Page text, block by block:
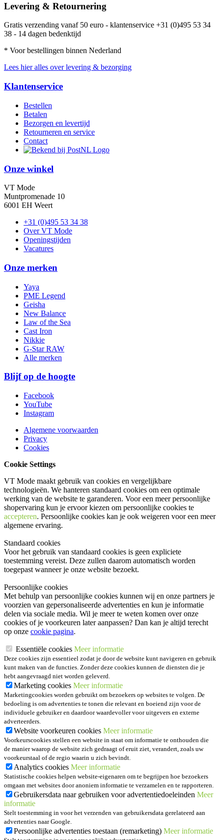
Levering & Retournering
Gratis verzending vanaf 50 euro - klantenservice +31 (0)495 53 34
38 - 14 dagen bedenktijd
* Voor bestellingen binnen Nederland
Lees hier alles over levering & bezorging
Klantenservice
Bestellen
Betalen
Bezorgen en levertijd
Retourneren en service
Contact
Onze winkel
VT Mode
Muntpromenade 10
6001 EH Weert
+31 (0)495 53 34 38
Over VT Mode
Openingstijden
Vacatures
Onze merken
Yaya
PME Legend
Geisha
New Balance
Law of the Sea
Cast Iron
Nikkie
G-Star RAW
Alle merken
Blijf op de hoogte
Facebook
YouTube
Instagram
Algemene voorwaarden
Privacy
Cookies
Cookie Settings
VT Mode maakt gebruik van cookies en vergelijkbare
technologieën. We hanteren standaard cookies om een optimale
werking van de website te garanderen. Voor een meer persoonlijke
shopervaring kun je ervoor kiezen om persoonlijke cookies te
accepteren. Persoonlijke cookies kan je ook weigeren voor een meer
algemene ervaring.
Standaard cookies
Voor het gebruik van standaard cookies is geen expliciete
toestemming vereist. Deze zullen daarom automatisch worden
toegepast wanneer je onze website bezoekt.
Persoonlijke cookies
Met behulp van persoonlijke cookies kunnen wij en onze partners je
voorzien van gepersonaliseerde advertenties en kun je informatie
delen via sociale media. Wil je meer te weten komen over onze
cookies of je voorkeuren later aanpassen? Dan kan je altijd terecht
op onze cookie pagina.
Essentiële cookies Meer informatie
Deze cookies zijn essentieel zodat je door de website kunt navigeren en gebruik
kunt maken van de functies. Zonder deze cookies kunnen de diensten die je
hebt aangevraagd niet worden geleverd.
Marketing cookies Meer informatie
Marketingcookies worden gebruikt om bezoekers op websites te volgen. De
bedoeling is om advertenties te tonen die relevant en boeiend zijn voor de
individuele gebruiker en daardoor waardevoller voor uitgevers en externe
adverteerders.
Website voorkeuren cookies Meer informatie
Voorkeurscookies stellen een website in staat om informatie te onthouden die
de manier waarop de website zich gedraagt of eruit ziet, verandert, zoals uw
voorkeurstaal of de regio waarin u zich bevindt.
Analytics cookies Meer informatie
Statistische cookies helpen website-eigenaren om te begrijpen hoe bezoekers
omgaan met websites door anoniem informatie te verzamelen en te rapporteren.
Gebruikersdata naar gebruiken voor advertentiedoeleinden Meer
informatie
Stelt toestemming in voor het verzenden van gebruikersdata gerelateerd aan
advertenties naar Google.
Persoonlijke advertenties toestaan (remarketing) Meer informatie